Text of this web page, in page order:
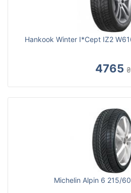
Hankook Winter I*Cept IZ2
4765 ₴
Michelin Alpin 6 215/60